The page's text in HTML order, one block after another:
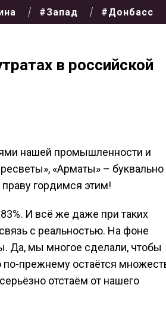
#Запад #Донбасс
в российской
нашей промышленности и
«Арматы» – буквально
гордимся этим!
И всё же даже при таких
с реальностью. На фоне
Да, мы многое сделали, чтобы
по-прежнему остаётся
отстаём от нашего